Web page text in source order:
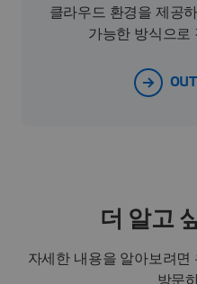
클라우드 환경을 제공
가능한 방식으로
더 알고
자세한 내용을 알아보려
방문